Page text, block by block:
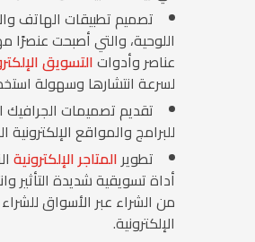
تصميم تطبيقات الهاتف
اللوحية، والتي أصبحت
عناصر وأدواتالتسويق
لسرعة انتشارها وسهولة
تقديم تصميمات الجرافيك
للبرامج والمواقع الإلكترونية
تطويرالمتاجر الإلكترونية
أداة تسويقية شديدة التأثير
من الشراء عبر الأسواق للشراء
الإلكترونية.